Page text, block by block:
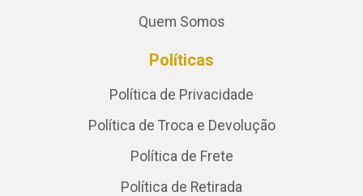
Quem Somos
Políticas
Política de Privacidade
Política de Troca e Devolução
Política de Frete
Política de Retirada